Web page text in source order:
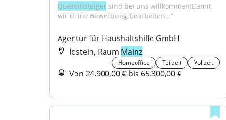
Quereinsteiger sind bei uns willkommen!Damit
wir deine Bewerbung bearbeiten..."
Agentur für Haushaltshilfe GmbH
Idstein, Raum Mainz
Homeoffice Teilzeit Vollzeit
Von 24.900,00 € bis 65.300,00 €